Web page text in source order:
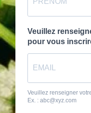
Veuillez
pour vous
Veuillez renseigner
Ex. : abc@xyz.com